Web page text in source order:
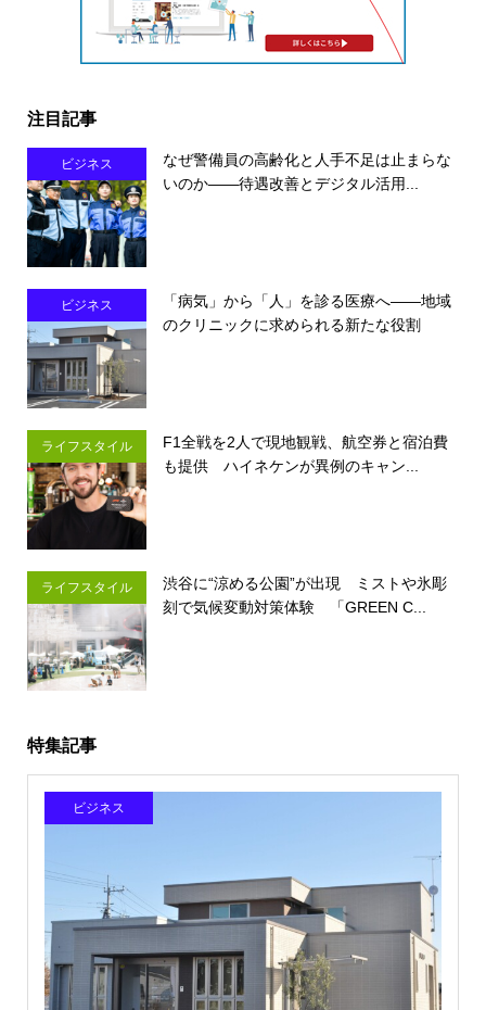
注目記事
ビジネス
なぜ警備員の高齢化と人手不足は止まらな
いのか――待遇改善とデジタル活用...
ビジネス
「病気」から「人」を診る医療へ――地域
のクリニックに求められる新たな役割
ライフスタイル
F1全戦を2人で現地観戦、航空券と宿泊費
も提供 ハイネケンが異例のキャン...
ライフスタイル
渋谷に“涼める公園”が出現 ミストや氷彫
刻で気候変動対策体験 「GREEN C...
特集記事
ビジネス